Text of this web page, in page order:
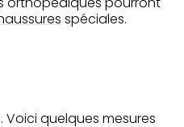
spéciales.
quelques mesures